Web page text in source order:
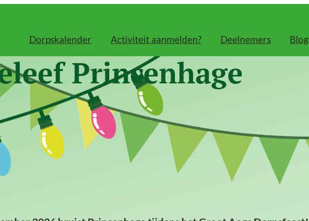
Dorpskalender Activiteit aanmelden? Deelnemers Blog
Princenhage